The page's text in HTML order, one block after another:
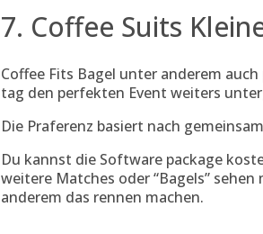
7. Coffee Suits
Coffee Fits Bagel unter anderem
tag den perfekten Event weiters
Die Praferenz basiert nach
Du kannst die Software package
weitere Matches oder “Bagels”
anderem das rennen machen.